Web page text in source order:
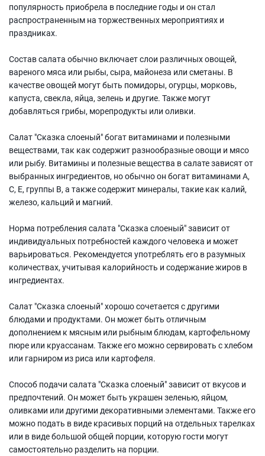
популярность приобрела в последние годы и он стал
распространенным на торжественных мероприятиях и
праздниках.
Состав салата обычно включает слои различных овощей,
вареного мяса или рыбы, сыра, майонеза или сметаны. В
качестве овощей могут быть помидоры, огурцы, морковь,
капуста, свекла, яйца, зелень и другие. Также могут
добавляться грибы, морепродукты или оливки.
Салат "Сказка слоеный" богат витаминами и полезными
веществами, так как содержит разнообразные овощи и мясо
или рыбу. Витамины и полезные вещества в салате зависят от
выбранных ингредиентов, но обычно он богат витаминами А,
С, Е, группы В, а также содержит минералы, такие как калий,
железо, кальций и магний.
Норма потребления салата "Сказка слоеный" зависит от
индивидуальных потребностей каждого человека и может
варьироваться. Рекомендуется употреблять его в разумных
количествах, учитывая калорийность и содержание жиров в
ингредиентах.
Салат "Сказка слоеный" хорошо сочетается с другими
блюдами и продуктами. Он может быть отличным
дополнением к мясным или рыбным блюдам, картофельному
пюре или круассанам. Также его можно сервировать с хлебом
или гарниром из риса или картофеля.
Способ подачи салата "Сказка слоеный" зависит от вкусов и
предпочтений. Он может быть украшен зеленью, яйцом,
оливками или другими декоративными элементами. Также его
можно подать в виде красивых порций на отдельных тарелках
или в виде большой общей порции, которую гости могут
самостоятельно разделить на порции.